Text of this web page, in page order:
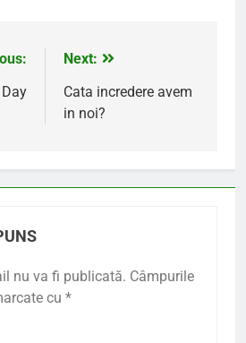
Next:
Cata incredere avem
in noi?
nu va fi publicată. Câmpurile
cu *